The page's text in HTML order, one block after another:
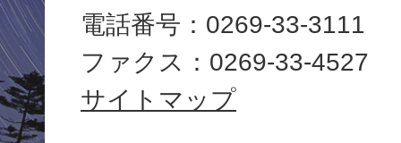
場
Yamanouchi
Town
電話番号：0269-33-3111
ファクス：0269-33-4527
サイトマップ